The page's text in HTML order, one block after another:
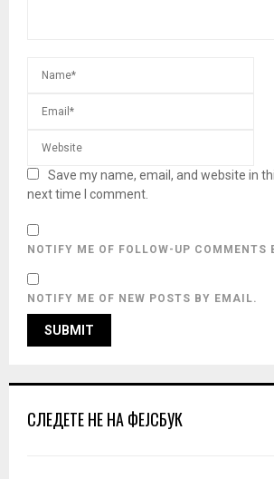
Save my name, email, and website in
next time I comment.
NOTIFY ME OF FOLLOW-UP COMMENTS
NOTIFY ME OF NEW POSTS BY EMAIL.
СЛЕДЕТЕ НЕ НА ФЕЈСБУК